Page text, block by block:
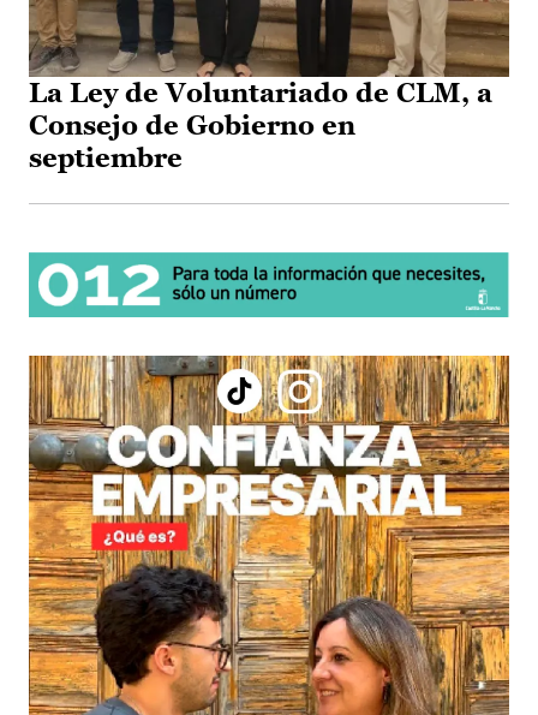
La Ley de Voluntariado de CLM, a
Consejo de Gobierno en
septiembre